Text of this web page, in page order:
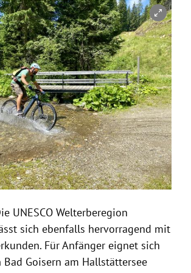
öffnen/schließen
UNESCO Welterberegion
sich ebenfalls hervorragend mit
Für Anfänger eignet sich
Goisern am Hallstättersee